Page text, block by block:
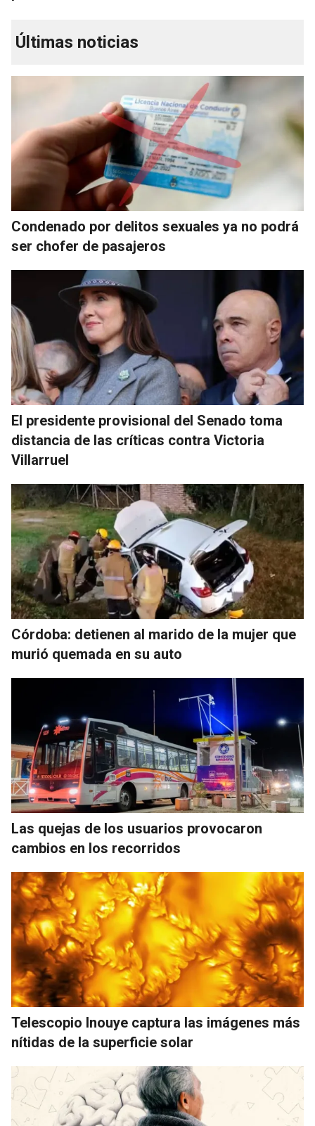
Últimas noticias
Condenado por delitos sexuales ya no podrá
ser chofer de pasajeros
El presidente provisional del Senado toma
distancia de las críticas contra Victoria
Villarruel
Córdoba: detienen al marido de la mujer que
murió quemada en su auto
Las quejas de los usuarios provocaron
cambios en los recorridos
Telescopio Inouye captura las imágenes más
nítidas de la superficie solar